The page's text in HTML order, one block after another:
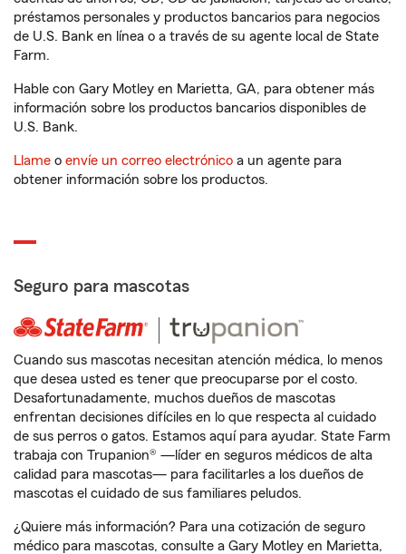
préstamos personales y productos bancarios para negocios
de U.S. Bank en línea o a través de su agente local de State
Farm.
Hable con Gary Motley en Marietta, GA, para obtener más
información sobre los productos bancarios disponibles de
U.S. Bank.
Llame o envíe un correo electrónico a un agente para
obtener información sobre los productos.
Seguro para mascotas
Cuando sus mascotas necesitan atención médica, lo menos
que desea usted es tener que preocuparse por el costo.
Desafortunadamente, muchos dueños de mascotas
enfrentan decisiones difíciles en lo que respecta al cuidado
de sus perros o gatos. Estamos aquí para ayudar. State Farm
trabaja con Trupanion® —líder en seguros médicos de alta
calidad para mascotas— para facilitarles a los dueños de
mascotas el cuidado de sus familiares peludos.
¿Quiere más información? Para una cotización de seguro
médico para mascotas, consulte a Gary Motley en Marietta,